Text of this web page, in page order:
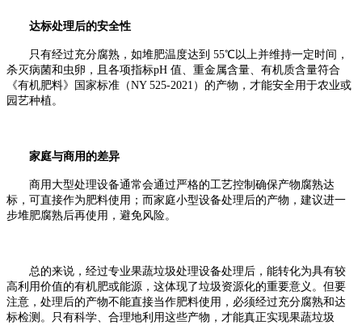
达标处理后的安全性
只有经过充分腐熟，如堆肥温度达到 55℃以上并维持一定时间，
杀灭病菌和虫卵，且各项指标pH 值、重金属含量、有机质含量符合
《有机肥料》国家标准（NY 525-2021）的产物，才能安全用于农业或
园艺种植。
家庭与商用的差异
商用大型处理设备通常会通过严格的工艺控制确保产物腐熟达
标，可直接作为肥料使用；而家庭小型设备处理后的产物，建议进一
步堆肥腐熟后再使用，避免风险。
总的来说，经过专业果蔬垃圾处理设备处理后，能转化为具有较
高利用价值的有机肥或能源，这体现了垃圾资源化的重要意义。但要
注意，处理后的产物不能直接当作肥料使用，必须经过充分腐熟和达
标检测。只有科学、合理地利用这些产物，才能真正实现果蔬垃圾